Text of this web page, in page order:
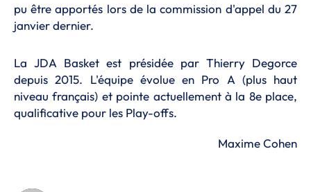
pu être apportés lors de la commission d'appel du 27
janvier dernier.
La JDA Basket est présidée par Thierry Degorce
depuis 2015. L'équipe évolue en Pro A (plus haut
niveau français) et pointe actuellement à la 8e place,
qualificative pour les Play-offs.
Maxime Cohen